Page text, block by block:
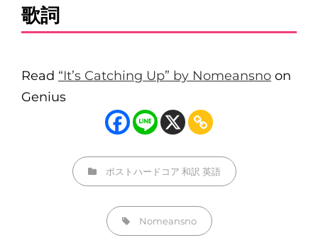
歌詞
Read “It’s Catching Up” by Nomeansno on
Genius
カ
テ
ポストハードコア 和訳 英語
タ
グ,
Nomeansno